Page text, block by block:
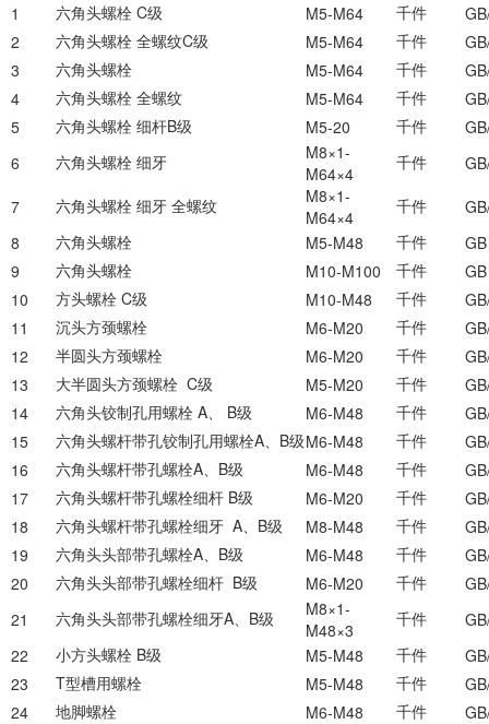
1
六角头螺栓 C级 M5-M64 千件
2
六角头螺栓 全螺纹C级 M5-M64 千件
3
六角头螺栓 M5-M64 千件
4
六角头螺栓 全螺纹 M5-M64 千件
5
六角头螺栓 细杆B级 M5-20 千件
6
六角头螺栓 细牙
M8×1-
M64×4
千件
7
六角头螺栓 细牙 全螺纹
M8×1-
M64×4
千件
8
六角头螺栓 M5-M48 千件
9
六角头螺栓 M10-M100 千件
10
方头螺栓 C级 M10-M48 千件
11
沉头方颈螺栓 M6-M20 千件
12
半圆头方颈螺栓 M6-M20 千件
13
大半圆头方颈螺栓 C级 M5-M20 千件
14
六角头铰制孔用螺栓 A、 B级 M6-M48 千件
15
六角头螺杆带孔铰制孔用螺栓A、 B级M6-M48 千件
16
六角头螺杆带孔螺栓A、 B级 M6-M48 千件
17
六角头螺杆带孔螺栓细杆 B级 M6-M20 千件
18
六角头螺杆带孔螺栓细牙 A、 B级 M8-M48 千件
19
六角头头部带孔螺栓A、 B级 M6-M48 千件
20
六角头头部带孔螺栓细杆 B级 M6-M20 千件
21
六角头头部带孔螺栓细牙A、 B级
M8×1-
M48×3
千件
22
小方头螺栓 B级 M5-M48 千件
23
T型槽用螺栓 M5-M48 千件
24
地脚螺栓 M6-M48 千件